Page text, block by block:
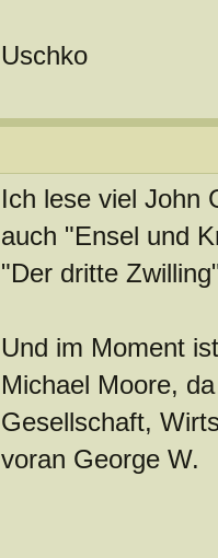
Uschko
Ich lese viel John
auch "Ensel und
"Der dritte
Und im Moment
Michael Moore,
Gesellschaft,
voran George W.